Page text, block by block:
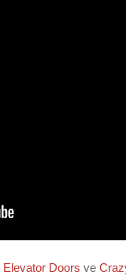
Elevator Doors ve